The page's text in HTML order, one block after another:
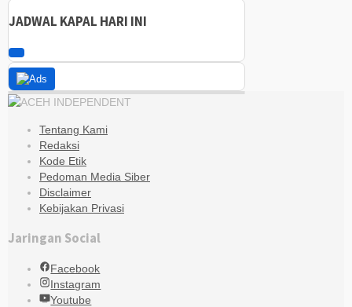
JADWAL KAPAL HARI INI
Tentang Kami
Redaksi
Kode Etik
Pedoman Media Siber
Disclaimer
Kebijakan Privasi
Jaringan Social
Facebook
Instagram
Youtube